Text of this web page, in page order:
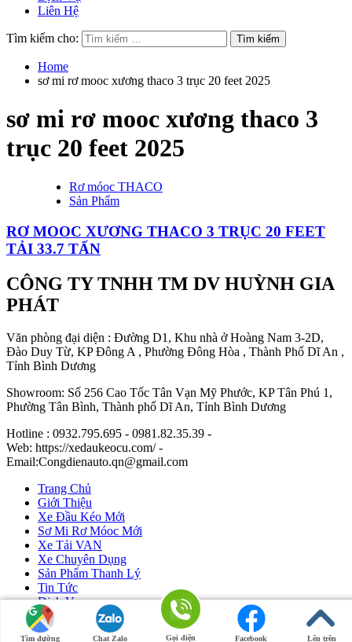
Liên Hệ
Tìm kiếm cho:
Home
sơ mi rơ mooc xương thaco 3 trục 20 feet 2025
sơ mi rơ mooc xương thaco 3
trục 20 feet 2025
Rơ móoc THACO
Sản Phẩm
RƠ MOOC XƯƠNG THACO 3 TRỤC 20 FEET
TẢI 33.7 TẤN
CÔNG TY TNHH TM DV HUỲNH GIA
PHÁT
Văn phòng đại diện : Đường D1, Khu nhà ở Hoàng Nam 3-2D,
Đào Duy Từ, KP Đông A , Phường Đông Hòa , Thành Phố Dĩ An ,
Tỉnh Bình Dương
Showroom: Số 256 Cao Tốc Tân Vạn Mỹ Phước, KP Tân Phú 1,
Phường Tân Bình, Thành phố Dĩ An, Tỉnh Bình Dương
Hotline : 0932.795.695 - 0981.82.35.39 -
Web: https://xedaukeocu.com/ -
Email:Congdienauto.qn@gmail.com
Tìm đường Chat Zalo Gọi điện Facebook Lên trên
Trang Chủ
Giới Thiệu
Xe Đầu Kéo Mới
Sơ Mi Rơ Móoc Mới
Xe Tải VAN
Xe Chuyên Dụng
Sản Phẩm Thanh Lý
Tin Tức
Dịch Vụ
Liên Hệ